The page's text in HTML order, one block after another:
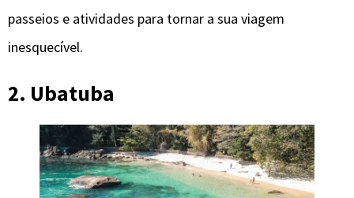
passeios e atividades para tornar a sua viagem
inesquecível.
2. Ubatuba